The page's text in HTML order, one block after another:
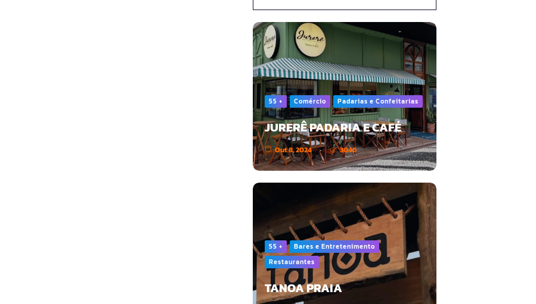
55 + Comércio Padarias e Confeitarias
JURERÊ PADARIA E CAFÉ
Out 8, 2024 3046
55 +
Bares e Entretenimento
Restaurantes
TANOA PRAIA